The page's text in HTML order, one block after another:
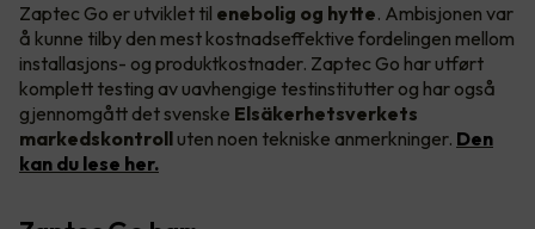
Zaptec Go er utviklet til enebolig og hytte. Ambisjonen var
å kunne tilby den mest kostnadseffektive fordelingen mellom
installasjons- og produktkostnader. Zaptec Go har utført
komplett testing av uavhengige testinstitutter og har også
gjennomgått det svenske Elsäkerhetsverkets
markedskontroll uten noen tekniske anmerkninger. Den
kan du lese her.